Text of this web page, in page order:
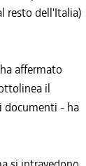
resto dell'Italia)
affermato
il
documenti - ha